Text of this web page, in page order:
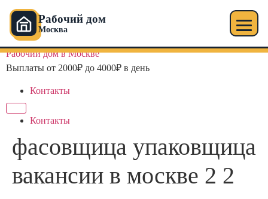
Рабочий дом
Москва
Перейти
Рабочий дом в Москве
Выплаты от 2000₽ до 4000₽ в день
Контакты
Контакты
фасовщица упаковщица
вакансии в москве 2 2